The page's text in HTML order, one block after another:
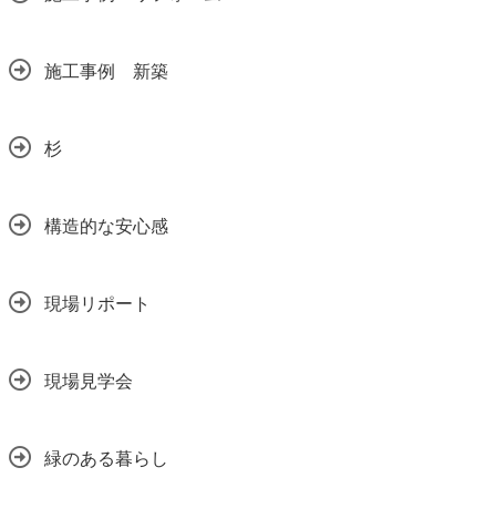
施工事例 新築
杉
構造的な安心感
現場リポート
現場見学会
緑のある暮らし